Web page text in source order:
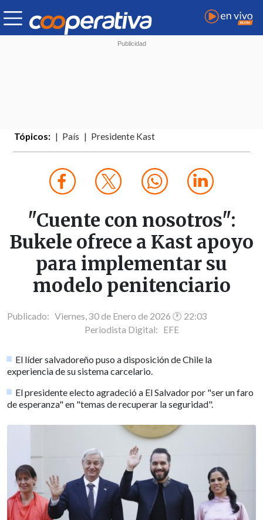
Tópicos: País Presidente Kast
"Cuente con nosotros":
Bukele ofrece a Kast apoyo
para implementar su
modelo penitenciario
Publicado: Viernes, 30 de Enero de 2026 🕐 22:03
Periodista Digital: EFE
El líder salvadoreño puso a disposición de Chile la
experiencia de su sistema carcelario.
El presidente electo agradeció a El Salvador por "ser un faro
de esperanza" en "temas de recuperar la seguridad".